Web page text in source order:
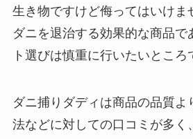
生き物ですけど侮ってはいけま
ダニを退治する効果的な商品で
ト選びは慎重に行いたいところ
ダニ捕りダディは商品の品質よ
法などに対しての口コミが多く